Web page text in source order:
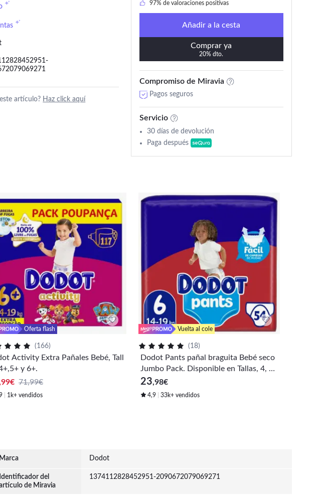
artículo? Haz click aquí
97% de valoraciones positivas
+999 añadido en los últimos 30 días
Añadir a la cesta
Comprar ya
20% dto.
Compromiso de Miravia
Pagos seguros
Servicio
30 días de devolución
Paga después
Oferta flash
(166)
Activity Extra Pañales Bebé, Tall
y 6+.
€ 71,99€
1k+ vendidos
Vuelta al cole
(18)
Dodot Pants pañal braguita Bebé seco
Jumbo Pack. Disponible en Tallas, 4, 5
y 6.
23,98€
4,9 33k+ vendidos
Marca Dodot
Identificador del
de Miravia
1374112828452951-2090672079069271